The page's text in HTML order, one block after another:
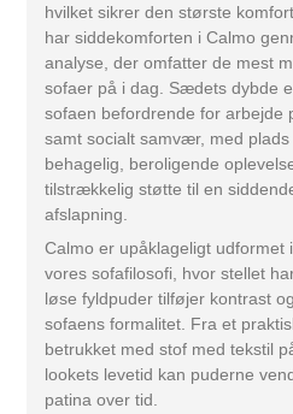
hvilket sikrer den største
har siddekomforten i Calmo
analyse, der omfatter de mest
sofaer på i dag. Sædets dybde
sofaen befordrende for
samt socialt samvær, med
behagelig, beroligende
tilstrækkelig støtte til en
afslapning.
Calmo er upåklageligt udformet
vores sofafilosofi, hvor stellet
løse fyldpuder tilføjer kontrast
sofaens formalitet. Fra et
betrukket med stof med tekstil
lookets levetid kan puderne
patina over tid.